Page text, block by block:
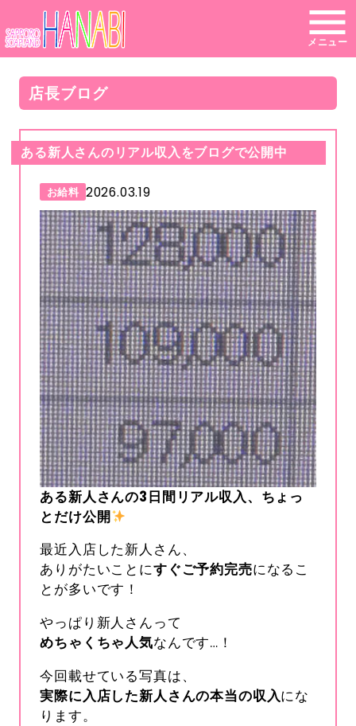
メニュー
店長ブログ
ある新人さんのリアル収入をブログで公開中
お給料 2026.03.19
ある新人さんの3日間リアル収入、ちょっ
とだけ公開
最近入店した新人さん、
ありがたいことにすぐご予約完売になるこ
とが多いです！
やっぱり新人さんって
めちゃくちゃ人気なんです…！
今回載せている写真は、
実際に入店した新人さんの本当の収入にな
ります。